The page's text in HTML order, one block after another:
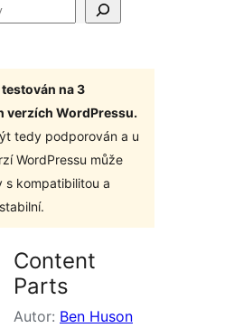
na 3
verzích WordPressu.
tedy podporován a u
WordPressu může
s kompatibilitou a
Content
Parts
Autor: Ben Huson